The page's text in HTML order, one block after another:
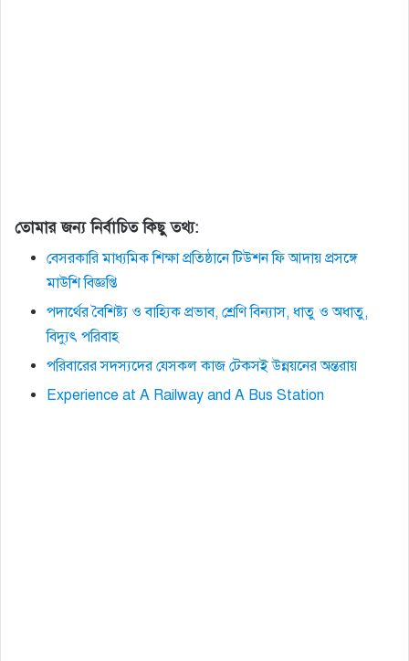
তোমার জন্য নির্বাচিত কিছু তথ্য:
বেসরকারি মাধ্যমিক শিক্ষা প্রতিষ্ঠানে টিউশন ফি আদায় প্রসঙ্গে
মাউশি বিজ্ঞপ্তি
পদার্থের বৈশিষ্ট্য ও বাহ্যিক প্রভাব, শ্রেণি বিন্যাস, ধাতু ও অধাতু,
বিদ্যুৎ পরিবাহ
পরিবারের সদস্যদের যেসকল কাজ টেকসই উন্নয়নের অন্তরায়
Experience at A Railway and A Bus Station